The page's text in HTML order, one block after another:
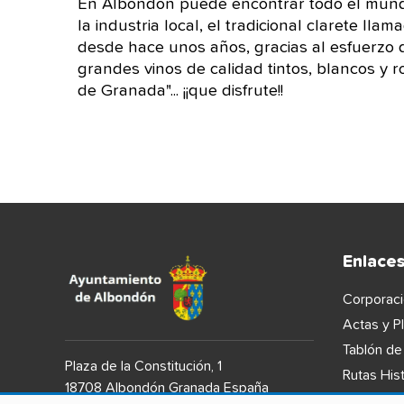
En Albondón puede encontrar todo el
la industria local, el tradicional clarete
desde hace unos años, gracias al
grandes vinos de calidad tintos, blancos y
de Granada"... ¡¡que disfrute!!
Plaza de la Constitución, 1
18708 Albondón Granada España
Actas y
Tablón
Rutas